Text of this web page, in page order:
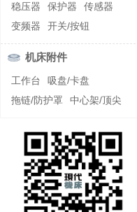
稳压器 保护器
传感器
变频器
开关/按钮
机床附件
工作台
吸盘/卡盘
拖链/防护罩
中心架/顶尖